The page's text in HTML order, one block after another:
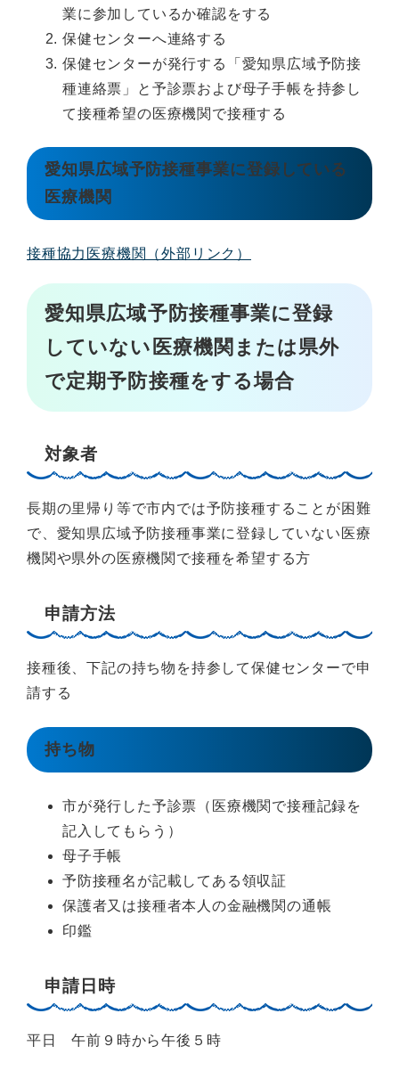
業に参加しているか確認をする
保健センターへ連絡する
保健センターが発行する「愛知県広域予防接
種連絡票」と予診票および母子手帳を持参し
て接種希望の医療機関で接種する
愛知県広域予防接種事業に登録している
医療機関
接種協力医療機関（外部リンク）
愛知県広域予防接種事業に登録
していない医療機関 または 県外
で定期予防接種をする場合
対象者
長期の里帰り等で市内では予防接種することが困難
で、愛知県広域予防接種事業に登録していない医療
機関や県外の医療機関で接種を希望する方
申請方法
接種後、下記の持ち物を持参して保健センターで申
請する
持ち物
市が発行した予診票（医療機関で接種記録を
記入してもらう）
母子手帳
予防接種名が記載してある領収証
保護者又は接種者本人の金融機関の通帳
印鑑
申請日時
平日 午前９時から午後５時